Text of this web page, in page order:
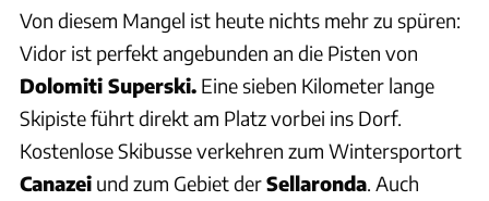
Von diesem Mangel ist heute nichts mehr zu spüren:
Vidor ist perfekt angebunden an die Pisten von
Dolomiti Superski. Eine sieben Kilometer lange
Skipiste führt direkt am Platz vorbei ins Dorf.
Kostenlose Skibusse verkehren zum Wintersportort
Canazei und zum Gebiet derSellaronda. Auch